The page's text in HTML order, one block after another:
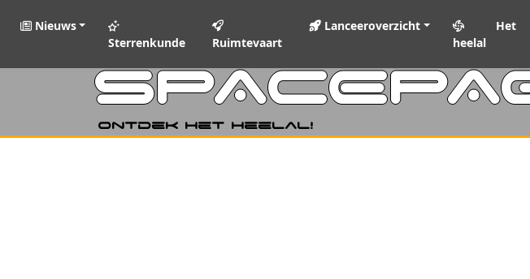
Nieuws
Sterrenkunde
Ruimtevaart
Lanceeroverzicht
Het
heelal
Ontdek het heelal!